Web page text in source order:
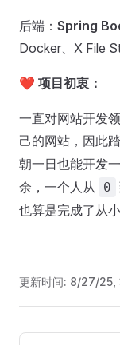
后端： Spring
Docker、X File
❤️ 项目初衷：
一直对网站开发
己的网站，因此
朝一日也能开发
余，一个人从
0
也算是完成了从
更新时间: 8/27/25,
Pager